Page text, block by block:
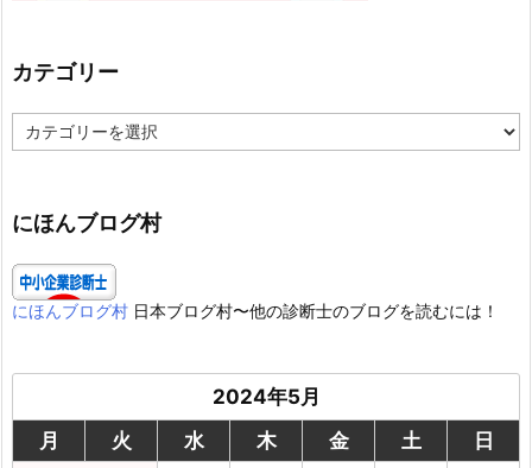
カテゴリー
テ
ー
にほんブログ村
にほんブログ村 日本ブログ村〜他の診断士のブログを読むには！
2024年5月
月
火 水 木 金 土
日